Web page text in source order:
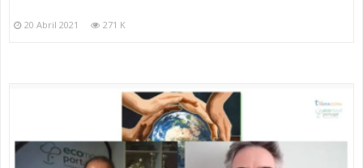
20 Abril 2021 271 K